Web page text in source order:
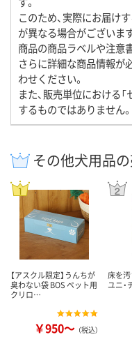
このため、実際にお届け
が異なる場合がございま
商品の商品ラベルや注意
さらに詳細な商品情報が
わせください。
また、販売単位における
するものではありません
その他犬用品
【アスクル限定】うんちが
臭わない袋 BOS ペット用
クリロ…
￥950～ （税込）
床を
ユニ・